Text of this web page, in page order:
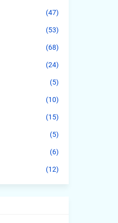
(47)
(53)
(68)
(24)
(5)
(10)
(15)
(5)
(6)
(12)